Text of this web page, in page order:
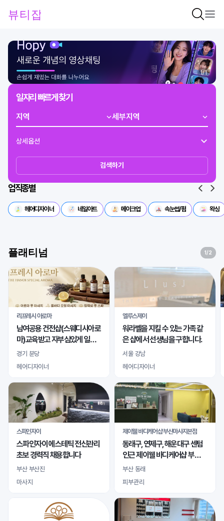
1/1
일자리 빠르게 찾기
상세옵션
검색하기
업직종별
헤어디자이너 네일아트 메이크업 속눈썹/펌 왁싱
플래티넘 1/2
리프레시 아로마
남여공용 건전샵(스웨디시아로
마)교육받고 자부심있게 일하
실 바디테라피사 모십니다
경기 분당
헤어디자이너
스파인자이
스파인자이 에스테틱 전신관리
초보 경력직 채용합니다
부산 부산진
마사지
엘루스제이
워라벨을 지킬 수 있는 가족 같
은 샵에서 선생님을 구합니다.
서울 강남
헤어디자이너
제이웰 바디케어샵 부산마사지본점
동래구, 연제구, 해운대구 센텀
인근 제이웰 바디케어샵 부산
마사지본점 여자 관리사님 모
십니다
부산 동래
피부관리